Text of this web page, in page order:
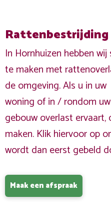
Rattenbestrijding
In Hornhuizen hebben wij
te maken met
de omgeving. Als u in uw
woning of in / rondom uw
gebouw overlast
maken. Klik hiervoor op
wordt dan eerst gebeld
Maak een afspraak